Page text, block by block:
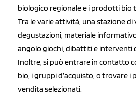
biologico regionale e i prodotti bio
Tra le varie attività, una stazione di
degustazioni, materiale
angolo giochi, dibattiti e interventi
Inoltre, si può entrare in contatto
bio, i gruppi d’acquisto, o trovare
vendita selezionati.